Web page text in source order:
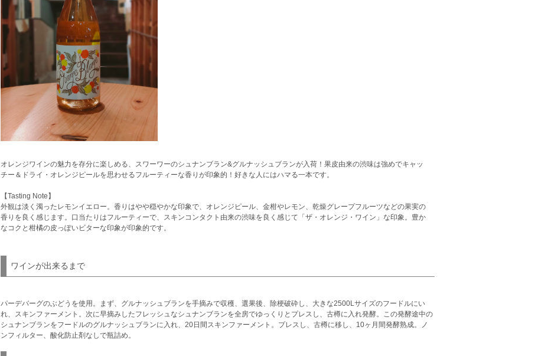
オレンジワインの魅力を存分に楽しめる、スワーワーのシュナンブラン&グルナッシュブランが入荷！果皮由来の渋味は強めでキャッ
チー＆ドライ・オレンジピールを思わせるフルーティーな香りが印象的！好きな人にはハマる一本です。
【Tasting Note】
外観は淡く濁ったレモンイエロー。香りはやや穏やかな印象で、オレンジピール、金柑やレモン、乾燥グレープフルーツなどの果実の
香りを良く感じます。口当たりはフルーティーで、スキンコンタクト由来の渋味を良く感じて「ザ・オレンジ・ワイン」な印象。豊か
なコクと柑橘の皮っぽいビターな印象が印象的です。
ワインが出来るまで
パーデバーグのぶどうを使用。まず、グルナッシュブランを手摘みで収穫、選果後、除梗破砕し、大きな2500Lサイズのフードルにい
れ、スキンファーメント。次に早摘みしたフレッシュなシュナンブランを全房でゆっくりとプレスし、古樽に入れ発酵。この発酵途中の
シュナンブランをフードルのグルナッシュブランに入れ、20日間スキンファーメント。プレスし、古樽に移し、10ヶ月間発酵熟成。ノ
ンフィルター、酸化防止剤なしで瓶詰め。